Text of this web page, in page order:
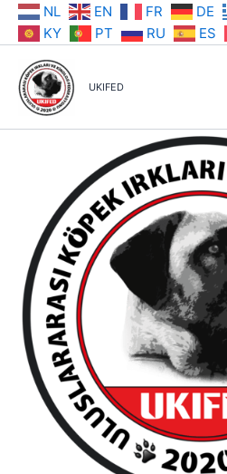
İçeriğe NL EN FR DE
KY
PT RU ES
UKIFED